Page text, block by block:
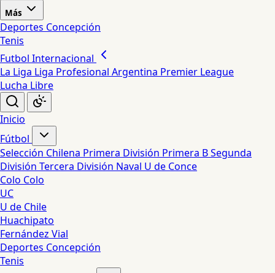
Más
Deportes Concepción
Tenis
Futbol Internacional
La Liga Liga Profesional Argentina Premier League
Lucha Libre
Inicio
Fútbol
Selección Chilena Primera División Primera BSegunda
División Tercera División Naval U de Conce
Colo Colo
UC
U de Chile
Huachipato
Fernández Vial
Deportes Concepción
Tenis